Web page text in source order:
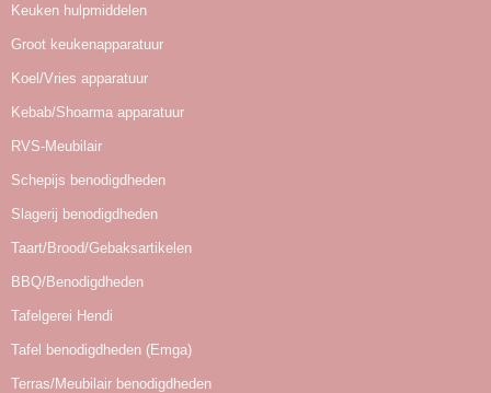
Keuken hulpmiddelen
Groot keukenapparatuur
Koel/Vries apparatuur
Kebab/Shoarma apparatuur
RVS-Meubilair
Schepijs benodigdheden
Slagerij benodigdheden
Taart/Brood/Gebaksartikelen
BBQ/Benodigdheden
Tafelgerei Hendi
Tafel benodigdheden (Emga)
Terras/Meubilair benodigdheden